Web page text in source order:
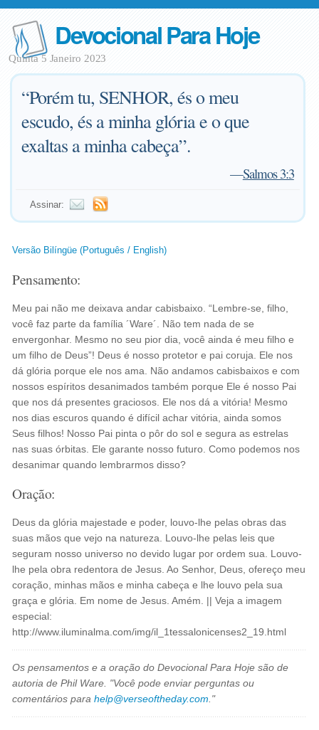
Devocional Para Hoje
Quinta 5 Janeiro 2023
“Porém tu, SENHOR, és o meu
escudo, és a minha glória e o que
exaltas a minha cabeça”.
—Salmos 3:3
Assinar:
Versão Bilíngüe (Português / English)
Pensamento:
Meu pai não me deixava andar cabisbaixo. “Lembre-se, filho,
você faz parte da família ´Ware´. Não tem nada de se
envergonhar. Mesmo no seu pior dia, você ainda é meu filho e
um filho de Deus”! Deus é nosso protetor e pai coruja. Ele nos
dá glória porque ele nos ama. Não andamos cabisbaixos e com
nossos espíritos desanimados também porque Ele é nosso Pai
que nos dá presentes graciosos. Ele nos dá a vitória! Mesmo
nos dias escuros quando é difícil achar vitória, ainda somos
Seus filhos! Nosso Pai pinta o pôr do sol e segura as estrelas
nas suas órbitas. Ele garante nosso futuro. Como podemos nos
desanimar quando lembrarmos disso?
Oração:
Deus da glória majestade e poder, louvo-lhe pelas obras das
suas mãos que vejo na natureza. Louvo-lhe pelas leis que
seguram nosso universo no devido lugar por ordem sua. Louvo-
lhe pela obra redentora de Jesus. Ao Senhor, Deus, ofereço meu
coração, minhas mãos e minha cabeça e lhe louvo pela sua
graça e glória. Em nome de Jesus. Amém. || Veja a imagem
especial:
http://www.iluminalma.com/img/il_1tessalonicenses2_19.html
Os pensamentos e a oração do Devocional Para Hoje são de
autoria de Phil Ware. "Você pode enviar perguntas ou
comentários parahelp@verseoftheday.com ."